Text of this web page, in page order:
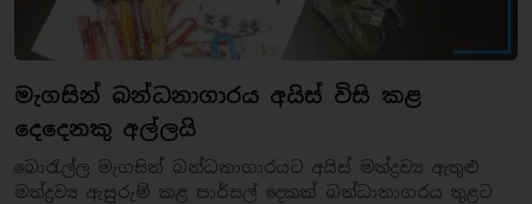
මැගසින් බන්ධනාගාරය අයිස් විසි කළ
දෙදෙනකු අල්ලයි
බොරැල්ල මැගසින් බන්ධනාගාරයට අයිස් මත්ද්‍රව්‍ය ඇතුළු
මත්ද්‍රව්‍ය ඇසුරුම් කළ පාර්සල් දෙකක් බන්ධානාගරය තුළට